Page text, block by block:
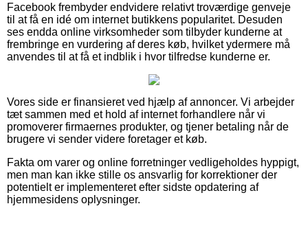
Facebook frembyder endvidere relativt troværdige genveje
til at få en idé om internet butikkens popularitet. Desuden
ses endda online virksomheder som tilbyder kunderne at
frembringe en vurdering af deres køb, hvilket ydermere må
anvendes til at få et indblik i hvor tilfredse kunderne er.
Vores side er finansieret ved hjælp af annoncer. Vi arbejder
tæt sammen med et hold af internet forhandlere når vi
promoverer firmaernes produkter, og tjener betaling når de
brugere vi sender videre foretager et køb.
Fakta om varer og online forretninger vedligeholdes hyppigt,
men man kan ikke stille os ansvarlig for korrektioner der
potentielt er implementeret efter sidste opdatering af
hjemmesidens oplysninger.